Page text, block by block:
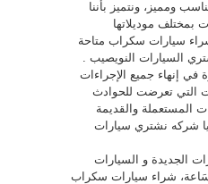
ومميز، ونتميز بأننا
بمختلف موديلاتها
سيارات سكراب متاحة
في إنهاء جميع الإجراءات
التي تعرضت للحوادث
المستعملة والقديمة
شركه نشتري سيارات
الجديدة و السيارات
وذلك خلال 24 سَاعة، شراء سيارات سكراب